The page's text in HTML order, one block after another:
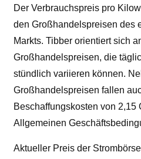
Der Verbrauchspreis pro
den Großhandelspreisen des
Markts. Tibber orientiert sich
Großhandelspreisen, die
stündlich variieren können.
Großhandelspreisen fallen
Beschaffungskosten von 2,15
Allgemeinen
Aktueller Preis der